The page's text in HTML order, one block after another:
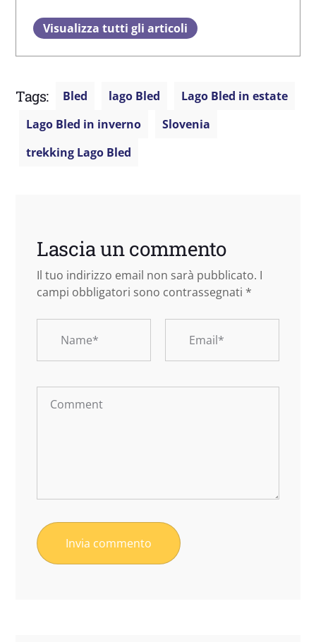
Visualizza tutti gli articoli
Tags: Bled lago Bled
Lago Bled in estate
Lago Bled in inverno
Slovenia
trekking Lago Bled
Lascia un commento
Il tuo indirizzo email non sarà pubblicato. I
campi obbligatori sono contrassegnati *